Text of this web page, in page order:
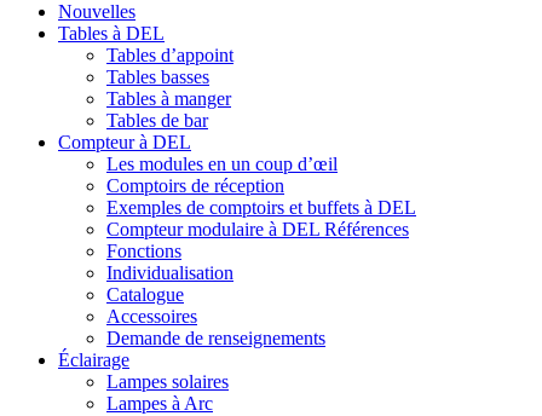
Nouvelles
Tables à DEL
Tables d’appoint
Tables basses
Tables à manger
Tables de bar
Compteur à DEL
Les modules en un coup d’œil
Comptoirs de réception
Exemples de comptoirs et buffets à DEL
Compteur modulaire à DEL Références
Fonctions
Individualisation
Catalogue
Accessoires
Demande de renseignements
Éclairage
Lampes solaires
Lampes à Arc